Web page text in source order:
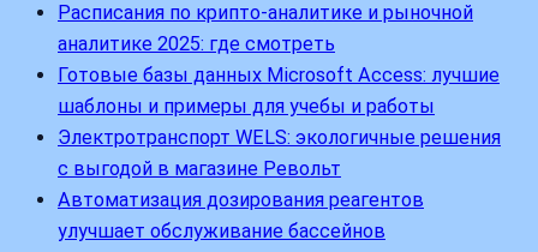
Расписания по крипто-аналитике и рыночной
аналитике 2025: где смотреть
Готовые базы данных Microsoft Access: лучшие
шаблоны и примеры для учебы и работы
Электротранспорт WELS: экологичные решения
с выгодой в магазине Револьт
Автоматизация дозирования реагентов
улучшает обслуживание бассейнов